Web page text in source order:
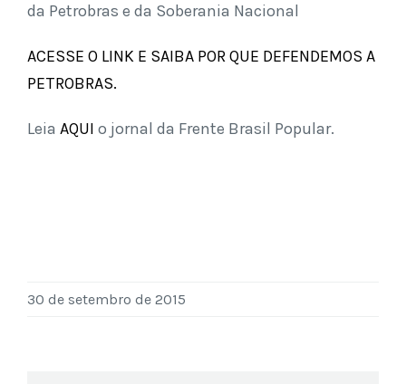
da Petrobras e da Soberania Nacional
ACESSE O LINK E SAIBA POR QUE DEFENDEMOS A
PETROBRAS.
Leia AQUI o jornal da Frente Brasil Popular.
30 de setembro de 2015